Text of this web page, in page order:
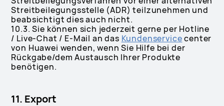
Streitbeilegungsstelle (ADR) teilzunehmen und
beabsichtigt dies auch nicht.
10.3. Sie können sich jederzeit gerne per Hotline
/ Live-Chat / E-Mail an das Kundenservicecenter
von Huawei wenden, wenn Sie Hilfe bei der
Rückgabe/dem Austausch Ihrer Produkte
benötigen.
11. Export